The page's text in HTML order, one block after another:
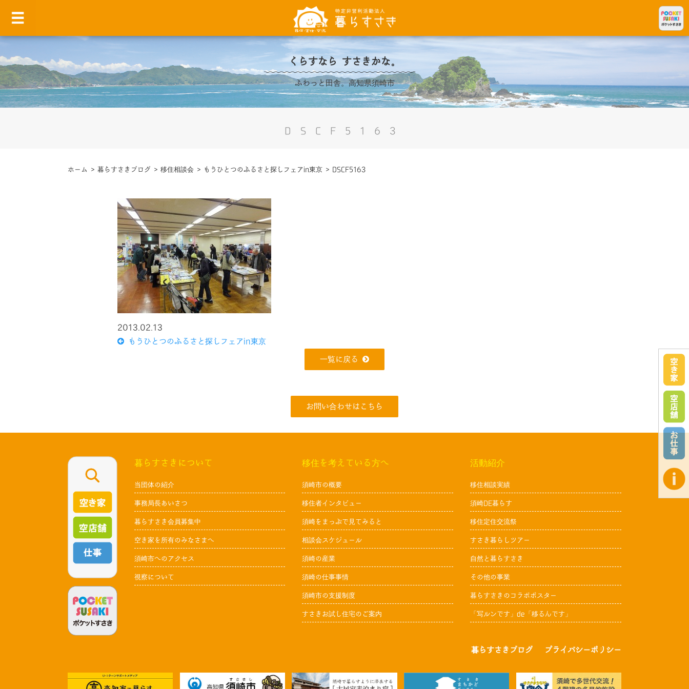
くらすなら すさきかな。
ふわっと田舎。高知県須崎市
DSCF5163
ホーム > 暮らすさきブログ > 移住相談会 > もうひとつのふるさと探しフェアin東京 > DSCF5163
2013.02.13
もうひとつのふるさと探しフェアin東京
一覧に戻る
お問い合わせはこちら
暮らすさきについて
当団体の紹介
事務局長あいさつ
暮らすさき会員募集中
空き家を所有のみなさまへ
須崎市へのアクセス
視察について
移住を考えている方へ
須崎市の概要
移住者インタビュー
須崎をまっぷで見てみると
相談会スケジュール
須崎の産業
須崎の仕事事情
須崎市の支援制度
すさきお試し住宅のご案内
活動紹介
移住相談実績
須崎DE暮らす
移住定住交流祭
すさき暮らしツアー
自然と暮らすさき
その他の事業
暮らすさきのコラボポスター
「写ルンです」de「移るんです」
暮らすさきブログ プライバシーポリシー